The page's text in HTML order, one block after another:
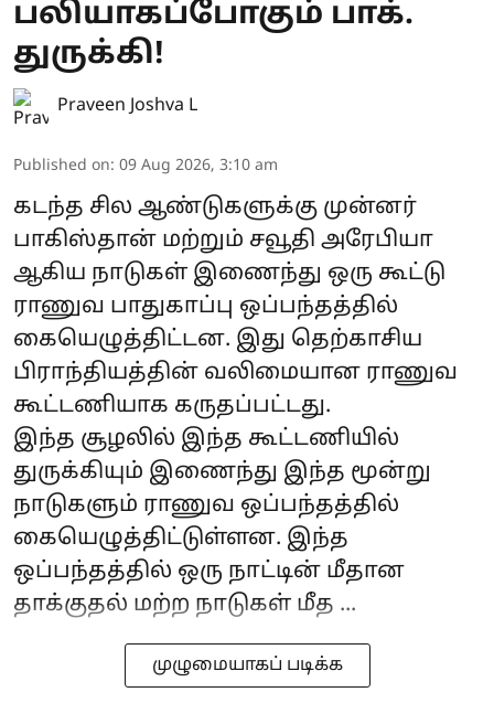
பலியாகப்போகும் பாக்.
துருக்கி!
Praveen Joshva L
Published on: 09 Aug 2026, 3:10 am
கடந்த சில ஆண்டுகளுக்கு முன்னர்
பாகிஸ்தான் மற்றும் சவூதி அரேபியா
ஆகிய நாடுகள் இணைந்து ஒரு கூட்டு
ராணுவ பாதுகாப்பு ஒப்பந்தத்தில்
கையெழுத்திட்டன. இது தெற்காசிய
பிராந்தியத்தின் வலிமையான ராணுவ
கூட்டணியாக கருதப்பட்டது.
இந்த சூழலில் இந்த கூட்டணியில்
துருக்கியும் இணைந்து இந்த மூன்று
நாடுகளும் ராணுவ ஒப்பந்தத்தில்
கையெழுத்திட்டுள்ளன. இந்த
ஒப்பந்தத்தில் ஒரு நாட்டின் மீதான
தாக்குதல் மற்ற நாடுகள் மீத ...
முழுமையாகப் படிக்க